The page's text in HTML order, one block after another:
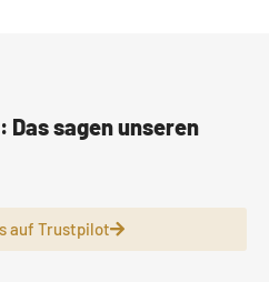
Das sagen unseren
auf Trustpilot